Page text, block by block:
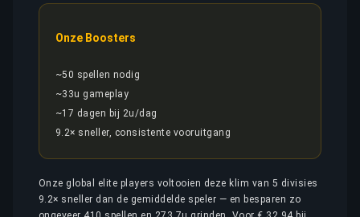
Onze Boosters
~50 spellen nodig
~33u gameplay
~17 dagen bij 2u/dag
9.2× sneller, consistente vooruitgang
Onze global elite players voltooien deze klim van 5 divisies
9.2× sneller dan de gemiddelde speler — en besparen zo